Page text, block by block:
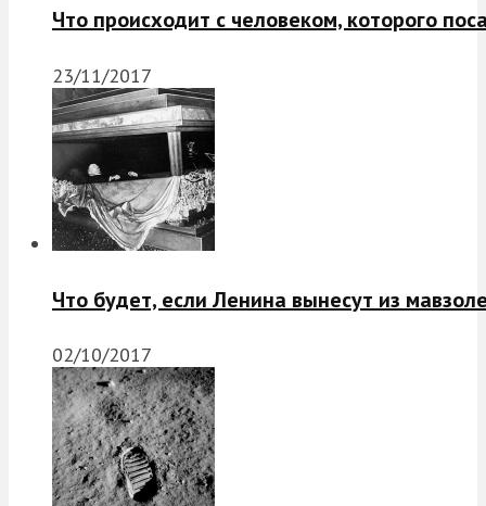
Что происходит с человеком, которого
23/11/2017
Что будет, если Ленина вынесут из
02/10/2017